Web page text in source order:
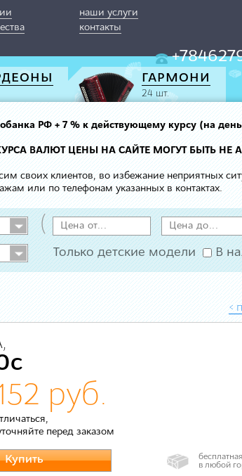
наши услуги
контакты
ГАРМОНИ
24 шт.
РФ + 7 % к действующему курсу (на
ВАЛЮТ ЦЕНЫ НА САЙТЕ МОГУТ БЫТЬ НЕ
своих клиентов, во избежание неприятных
или по телефонам указанных в контактах.
(
Только детские модели В
<
руб.
перед заказом
Купить
в любой